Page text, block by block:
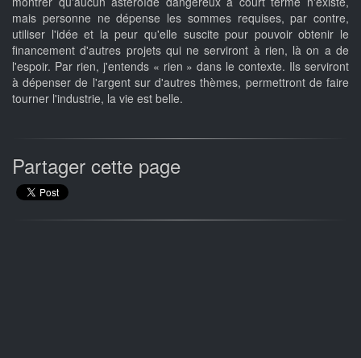
mais personne ne dépense les sommes requises, par contre,
utiliser l'idée et la peur qu'elle suscite pour pouvoir obtenir le
financement d'autres projets qui ne serviront à rien, là on a de
l'espoir. Par rien, j'entends « rien » dans le contexte. Ils serviront
à dépenser de l'argent sur d'autres thèmes, permettront de faire
tourner l'industrie, la vie est belle.
Partager cette page